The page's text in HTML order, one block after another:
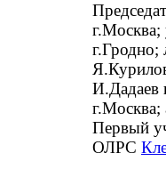
г.Москва;
г.Гродно;
И.Дадаев
г.Москва;
Первый
ОЛРС